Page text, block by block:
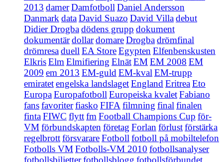
2013 damerDamfotboll Daniel Andersson
Danmark dataDavid Suazo David Villadebut
Didier Drogbadödens grupp dokument
dokumentärdollardomareDrogbadrömfinal
drömresaduell EA StoreEgypten Elfenbenskusten
ElkrisElm Elmifiering ElnätEMEM 2008 EM
2009 em 2013 EM-guld EM-kval EM-trupp
emiratetengelska landslagetEngland EritreaEto
EuropaEuropafotboll Europeiska kvaletFabiano
fansfavoriterfiasko FIFA filmning final finalen
fintaFIWC flyttfm Football Champions Cup för-
VMförbundskapten företag Forlan förlustförstärka
regelbrottförsvarareFotboll fotboll på mobiltelefon
Fotbolls VMFotbolls-VM 2010 fotbollsanalyser
fotbollsbiljetterfotbollsblogg fotbollsförbundet